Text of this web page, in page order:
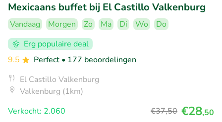
Mexicaans buffet bij El Castillo Valkenburg
Vandaag Morgen Zo Ma Di Wo
Do
Erg populaire deal
9.5
Perfect • 177 beoordelingen
El Castillo Valkenburg
Valkenburg (1km)
Verkocht: 2.060
€37,50 €28,50